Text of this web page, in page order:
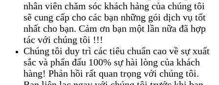
nhân viên chăm sóc khách hảng của chúng tôi
sẽ cung cấp cho các bạn những gói dịch vụ tốt
nhất cho bạn. Cảm ơn bạn một lần nữa đã hợp
tác với chúng tôi !!!
Chúng tôi duy trì các tiêu chuẩn cao về sự xuất
sắc và phấn đấu 100% sự hài lòng của khách
hàng! Phản hồi rất quan trọng với chúng tôi.